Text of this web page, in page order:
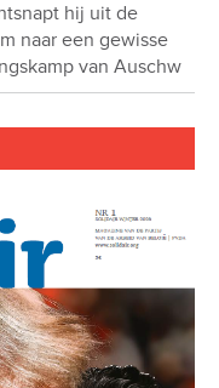
hij uit de
naar een gewisse
van Auschw